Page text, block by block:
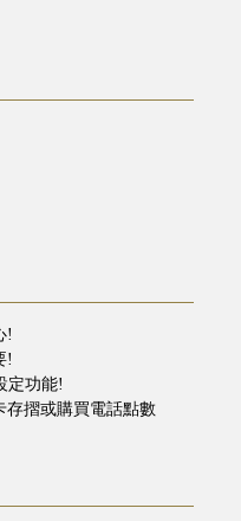
!
!
定功能!
存摺或購買電話點數